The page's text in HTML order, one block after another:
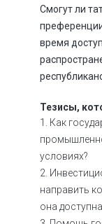
Смогут ли
время
Тезисы,
Как
условиях?
направить
она